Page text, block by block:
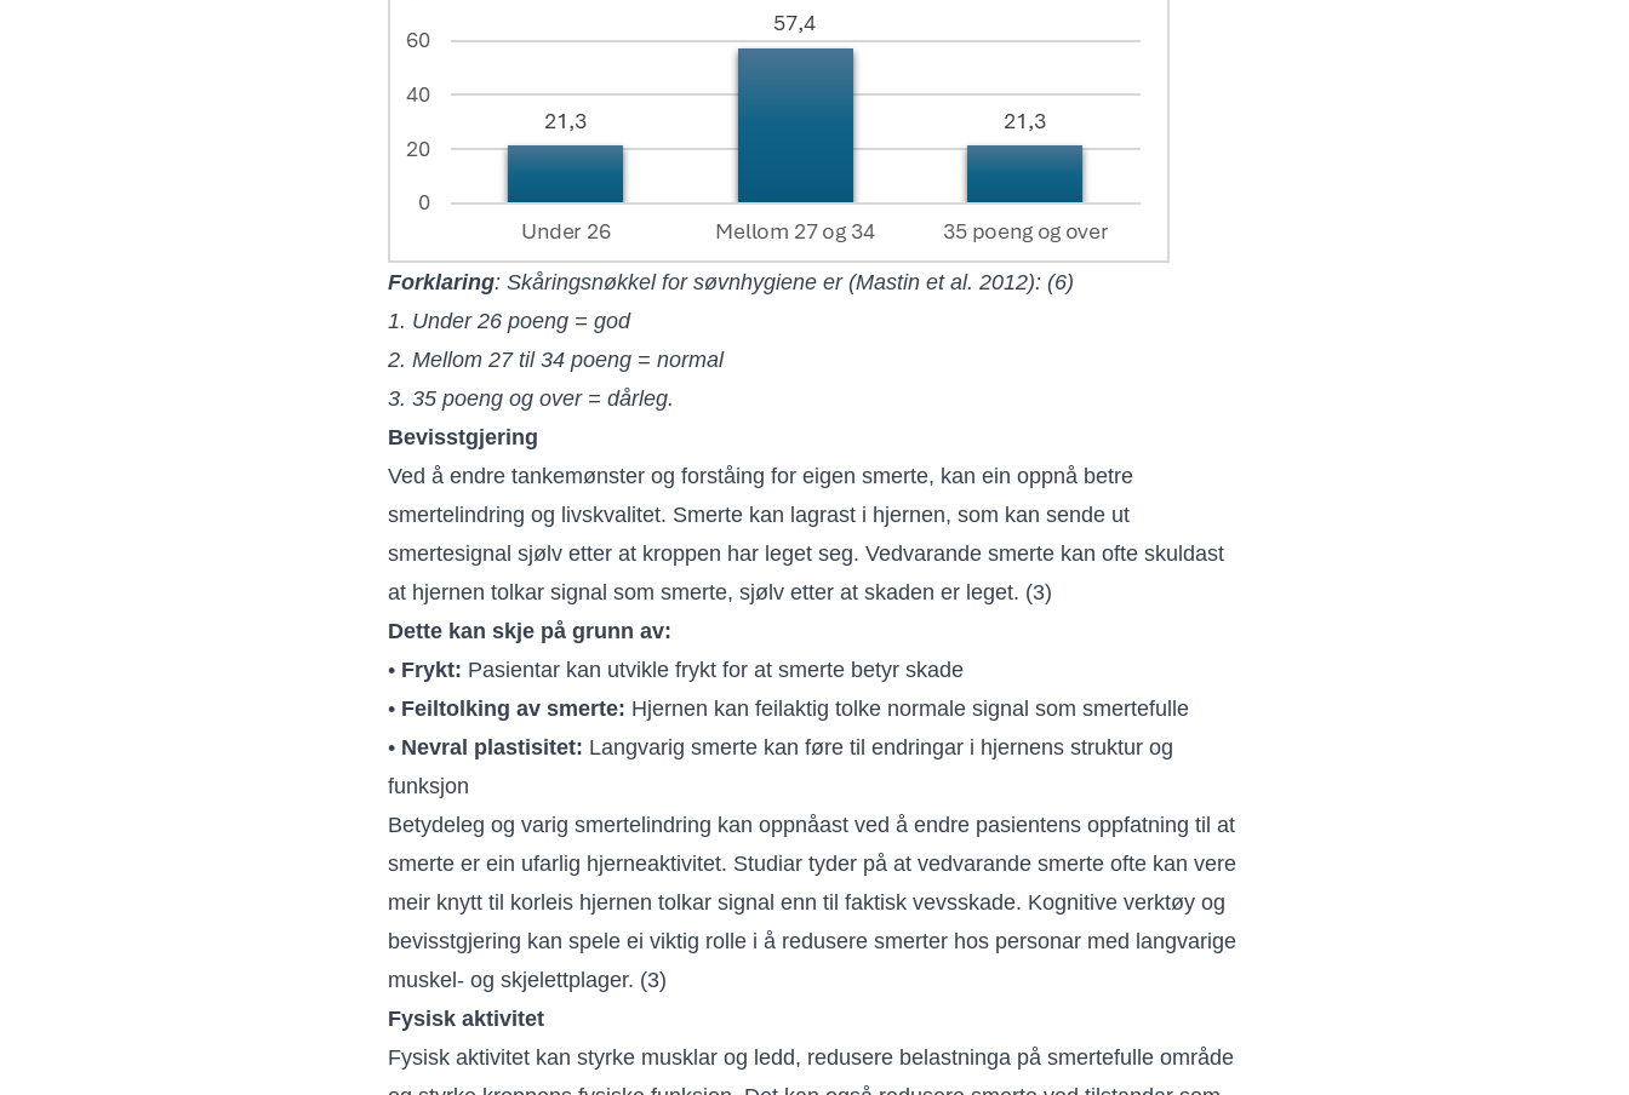
Forklaring: Skåringsnøkkel for søvnhygiene er (Mastin et al. 2012): (6)
1. Under 26 poeng = god
2. Mellom 27 til 34 poeng = normal
3. 35 poeng og over = dårleg.
Bevisstgjering
Ved å endre tankemønster og forståing for eigen smerte, kan ein oppnå betre
smertelindring og livskvalitet. Smerte kan lagrast i hjernen, som kan sende ut
smertesignal sjølv etter at kroppen har leget seg. Vedvarande smerte kan ofte skuldast
at hjernen tolkar signal som smerte, sjølv etter at skaden er leget. (3)
Dette kan skje på grunn av:
• Frykt: Pasientar kan utvikle frykt for at smerte betyr skade
• Feiltolking av smerte: Hjernen kan feilaktig tolke normale signal som smertefulle
• Nevral plastisitet: Langvarig smerte kan føre til endringar i hjernens struktur og
funksjon
Betydeleg og varig smertelindring kan oppnåast ved å endre pasientens oppfatning til at
smerte er ein ufarlig hjerneaktivitet. Studiar tyder på at vedvarande smerte ofte kan vere
meir knytt til korleis hjernen tolkar signal enn til faktisk vevsskade. Kognitive verktøy og
bevisstgjering kan spele ei viktig rolle i å redusere smerter hos personar med langvarige
muskel- og skjelettplager. (3)
Fysisk aktivitet
Fysisk aktivitet kan styrke musklar og ledd, redusere belastninga på smertefulle område